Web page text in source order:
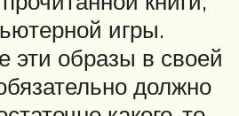
игры.
эти образы в своей
должно